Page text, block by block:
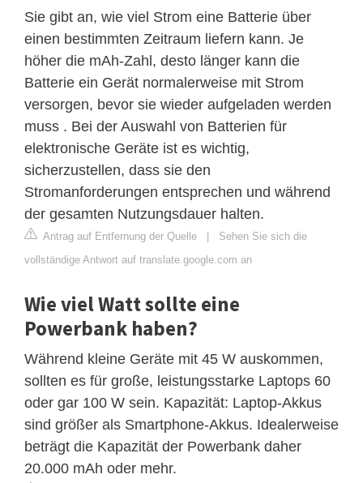
Sie gibt an, wie viel Strom eine Batterie über
einen bestimmten Zeitraum liefern kann. Je
höher die mAh-Zahl, desto länger kann die
Batterie ein Gerät normalerweise mit Strom
versorgen, bevor sie wieder aufgeladen werden
muss . Bei der Auswahl von Batterien für
elektronische Geräte ist es wichtig,
sicherzustellen, dass sie den
Stromanforderungen entsprechen und während
der gesamten Nutzungsdauer halten.
Antrag auf Entfernung der Quelle | Sehen Sie sich die
vollständige Antwort auf translate.google.com an
Wie viel Watt sollte eine
Powerbank haben?
Während kleine Geräte mit 45 W auskommen,
sollten es für große, leistungsstarke Laptops 60
oder gar 100 W sein. Kapazität: Laptop-Akkus
sind größer als Smartphone-Akkus. Idealerweise
beträgt die Kapazität der Powerbank daher
20.000 mAh oder mehr.